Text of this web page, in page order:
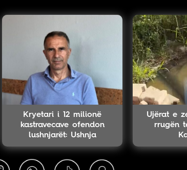
Kryetari i 12 milionë
kastravecave ofendon
lushnjarët: Ushnja
Ujërat e
rrugën